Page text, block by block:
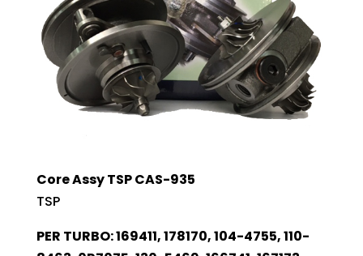
Core Assy TSP CAS-935
TSP
PER TURBO: 169411, 178170, 104-4755, 110-